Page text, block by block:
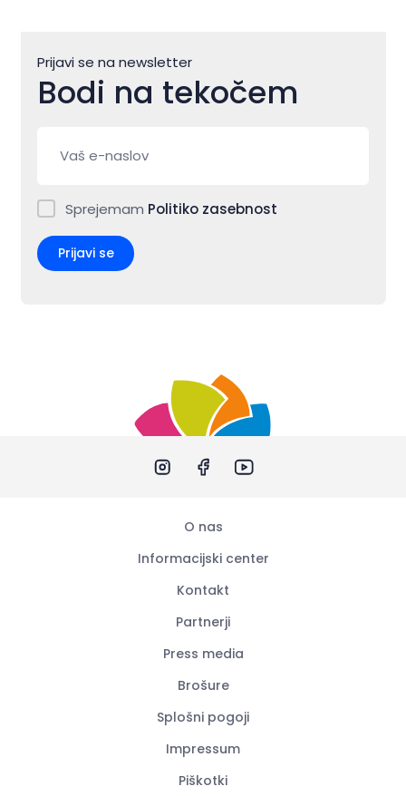
Prijavi se na newsletter
Bodi na tekočem
Sprejemam Politiko zasebnost
Prijavi se
O nas
Informacijski center
Kontakt
Partnerji
Press media
Brošure
Splošni pogoji
Impressum
Piškotki